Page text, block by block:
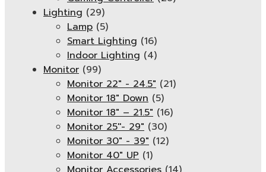
Lighting (29)
Lamp (5)
Smart Lighting (16)
Indoor Lighting (4)
Monitor (99)
Monitor 22" - 24.5" (21)
Monitor 18" Down (5)
Monitor 18″ – 21.5″ (16)
Monitor 25''- 29" (30)
Monitor 30" - 39" (12)
Monitor 40" UP (1)